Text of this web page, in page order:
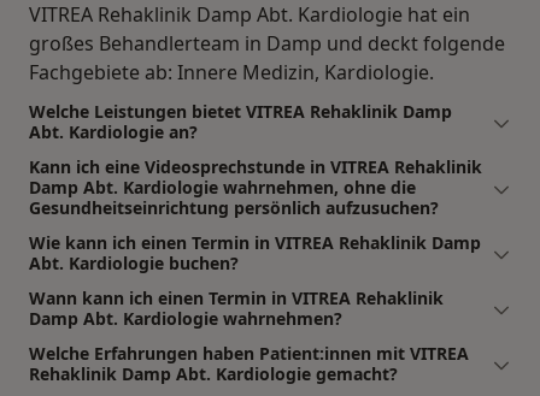
VITREA Rehaklinik Damp Abt. Kardiologie hat ein
großes Behandlerteam in Damp und deckt folgende
Fachgebiete ab: Innere Medizin, Kardiologie.
Welche Leistungen bietet VITREA Rehaklinik Damp
Abt. Kardiologie an?
Kann ich eine Videosprechstunde in VITREA Rehaklinik
Damp Abt. Kardiologie wahrnehmen, ohne die
Gesundheitseinrichtung persönlich aufzusuchen?
Wie kann ich einen Termin in VITREA Rehaklinik Damp
Abt. Kardiologie buchen?
Wann kann ich einen Termin in VITREA Rehaklinik
Damp Abt. Kardiologie wahrnehmen?
Welche Erfahrungen haben Patient:innen mit VITREA
Rehaklinik Damp Abt. Kardiologie gemacht?